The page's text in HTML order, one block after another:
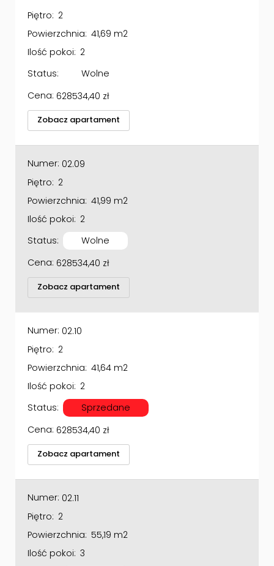
Piętro: 2
Powierzchnia: 41,69 m2
Ilość pokoi: 2
Status:
Wolne
Cena: 628534,40 zł
Zobacz apartament
Numer: 02.09
Piętro: 2
Powierzchnia: 41,99 m2
Ilość pokoi: 2
Status:
Wolne
Cena: 628534,40 zł
Zobacz apartament
Numer: 02.10
Piętro: 2
Powierzchnia: 41,64 m2
Ilość pokoi: 2
Status:
Sprzedane
Cena: 628534,40 zł
Zobacz apartament
Numer: 02.11
Piętro: 2
Powierzchnia: 55,19 m2
Ilość pokoi: 3